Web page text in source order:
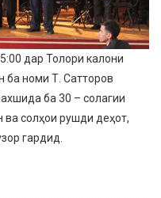
дар Толори калони
ба номи Т. Сатторов
ба 30 – солагии
ва солҳои рушди деҳот,
гардид.